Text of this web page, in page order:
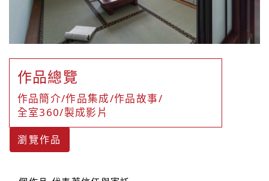
作品總覽
作品簡介/作品集成/作品故事/
全室360/製成影片
瀏覽作品